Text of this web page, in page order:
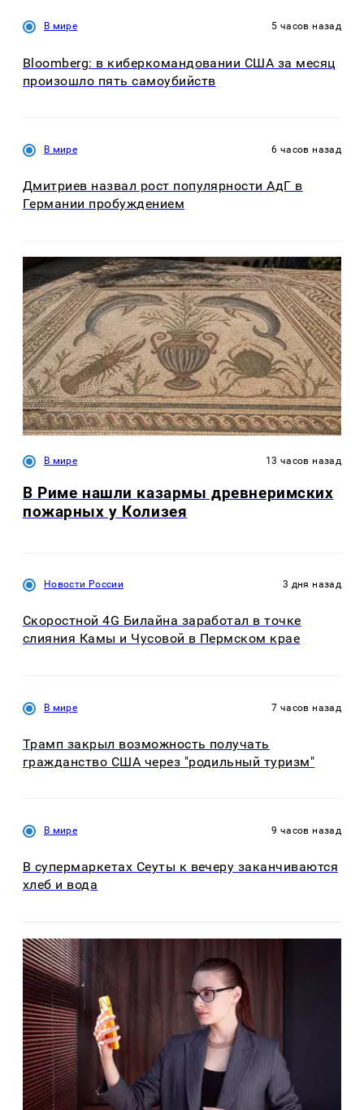
В мире 5 часов назад
Bloomberg: в киберкомандовании США за месяц
произошло пять самоубийств
В мире 6 часов назад
Дмитриев назвал рост популярности АдГ в
Германии пробуждением
В мире 13 часов назад
В Риме нашли казармы древнеримских
пожарных у Колизея
Новости России 3 дня назад
Скоростной 4G Билайна заработал в точке
слияния Камы и Чусовой в Пермском крае
В мире 7 часов назад
Трамп закрыл возможность получать
гражданство США через "родильный туризм"
В мире 9 часов назад
В супермаркетах Сеуты к вечеру заканчиваются
хлеб и вода